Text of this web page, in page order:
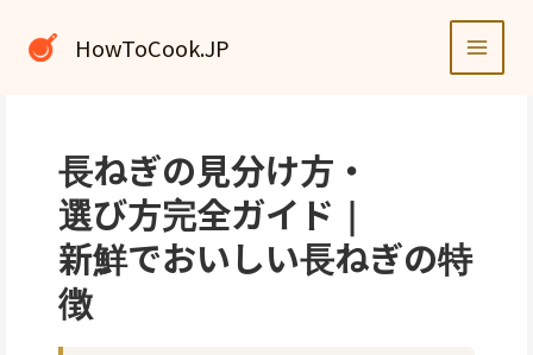
HowToCook.JP
長ねぎの見分け方・
選び方完全ガイド｜
新鮮でおいしい長ねぎの特
徴